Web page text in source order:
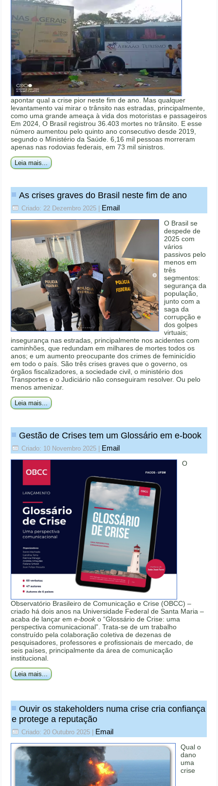
apontar qual a crise pior neste fim de ano. Mas qualquer
levantamento vai mirar o trânsito nas estradas, principalmente,
como uma grande ameaça à vida dos motoristas e passageiros
Em 2024, O Brasil registrou 36.403 mortes no trânsito. E esse
número aumentou pelo quinto ano consecutivo desde 2019,
segundo o Ministério da Saúde. 6,16 mil pessoas morreram
apenas nas rodovias federais, em 73 mil sinistros.
Leia mais...
As crises graves do Brasil neste fim de ano
Criado: 22 Dezembro 2025 | Email
O Brasil se
despede de
2025 com
vários
passivos pelo
menos em
três
segmentos:
segurança da
população,
junto com a
saga da
corrupção e
dos golpes
virtuais;
insegurança nas estradas, principalmente nos acidentes com
caminhões, que redundam em milhares de mortes todos os
anos; e um aumento preocupante dos crimes de feminicídio
em todo o país. São três crises graves que o governo, os
órgãos fiscalizadores, a sociedade civil, o ministério dos
Transportes e o Judiciário não conseguiram resolver. Ou pelo
menos amenizar.
Leia mais...
Gestão de Crises tem um Glossário em e-book
Criado: 10 Novembro 2025 | Email
O
Observatório Brasileiro de Comunicação e Crise (OBCC) –
criado há dois anos na Universidade Federal de Santa Maria –
acaba de lançar eme-booko “Glossário de Crise: uma
perspectiva comunicacional”. Trata-se de um trabalho
construído pela colaboração coletiva de dezenas de
pesquisadores, professores e profissionais de mercado, de
seis países, principalmente da área de comunicação
institucional.
Leia mais...
Ouvir os stakeholders numa crise cria confiança
e protege a reputação
Criado: 20 Outubro 2025 | Email
Qual o
dano
uma
crise